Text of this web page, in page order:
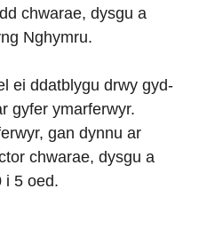
chwarae, dysgu a
Nghymru.
ei ddatblygu drwy gyd-
gyfer ymarferwyr.
gan dynnu ar
chwarae, dysgu a
i 5 oed.